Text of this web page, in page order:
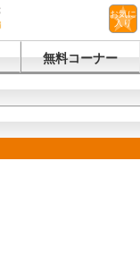
お気に
入り
無料コーナー